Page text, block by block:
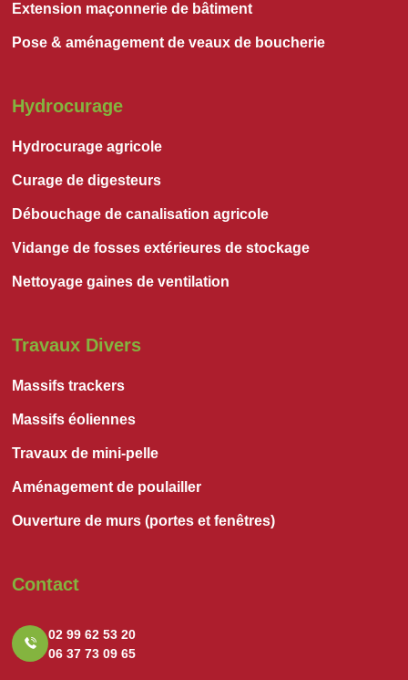
Extension maçonnerie de bâtiment
Pose & aménagement de veaux de boucherie
Hydrocurage
Hydrocurage agricole
Curage de digesteurs
Débouchage de canalisation agricole
Vidange de fosses extérieures de stockage
Nettoyage gaines de ventilation
Travaux Divers
Massifs trackers
Massifs éoliennes
Travaux de mini-pelle
Aménagement de poulailler
Ouverture de murs (portes et fenêtres)
Contact
02 99 62 53 20
06 37 73 09 65